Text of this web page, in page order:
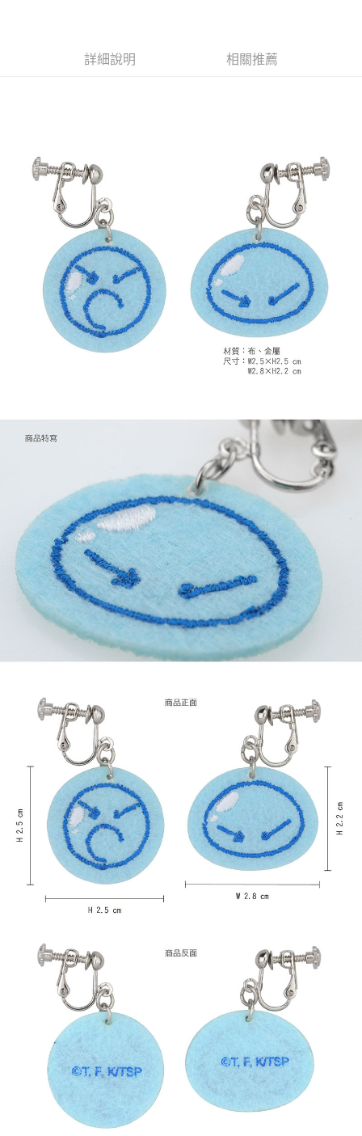
(不開放使用，請勿選取）
每筆NT$9,999
7-11取貨付款
每筆NT$65，滿NT$1,300(含以上)免運費
付款後7-11取貨
每筆NT$65，滿NT$1,300(含以上)免運費
宅配-木棉花樂園專用
每筆NT$100，滿NT$1,300(含以上)免運費
黑貓宅配-貨到付款
查看運費
詳細說明 相關推薦